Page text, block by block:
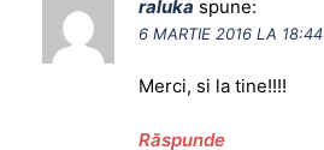
raluka spune:
6 MARTIE 2016 LA 18:44
Merci, si la tine!!!!
Răspunde